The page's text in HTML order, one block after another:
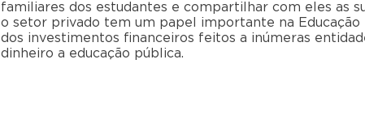
familiares dos estudantes e compartilhar com eles as
o setor privado tem um papel importante na Educação
dos investimentos financeiros feitos a inúmeras
dinheiro a educação pública.